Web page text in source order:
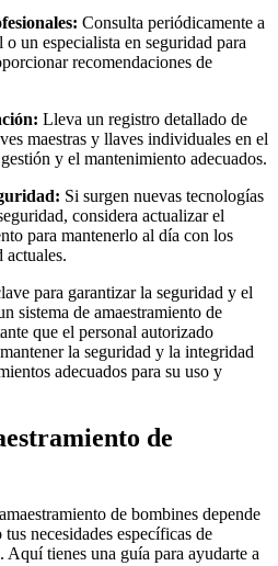
Consulta periódicamente a
un especialista en seguridad para
recomendaciones de
Lleva un registro detallado de
maestras y llaves individuales en el
y el mantenimiento adecuados.
Si surgen nuevas tecnologías
considera actualizar el
para mantenerlo al día con los
actuales.
para garantizar la seguridad y el
sistema de amaestramiento de
que el personal autorizado
la seguridad y la integridad
adecuados para su uso y
de
de bombines depende
necesidades específicas de
Aquí tienes una guía para ayudarte a